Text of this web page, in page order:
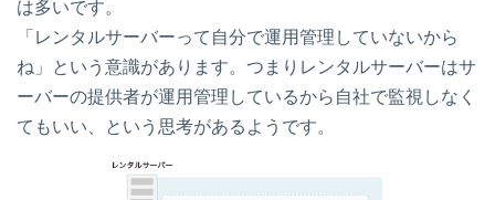
は多いです。
「レンタルサーバーって自分で運用管理していないから
ね」という意識があります。つまりレンタルサーバーはサ
ーバーの提供者が運用管理しているから自社で監視しなく
てもいい、という思考があるようです。